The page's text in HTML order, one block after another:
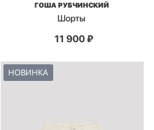
ГОША РУБЧИНСКИЙ
Шорты
11 900₽
НОВИНКА